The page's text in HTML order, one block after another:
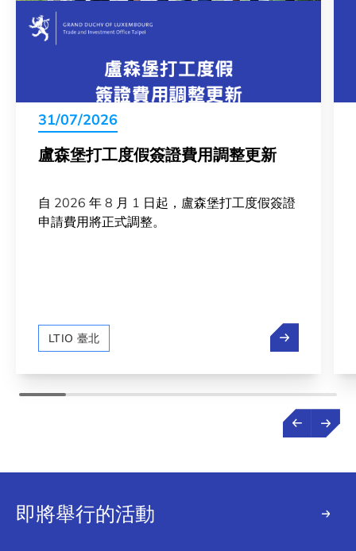
31/07/2026
盧森堡打工度假簽證費用調整更新
自 2026 年 8 月 1 日起，盧森堡打工度假簽證
申請費用將正式調整。
LTIO 臺北 盧森堡打工度
即將舉行的活動